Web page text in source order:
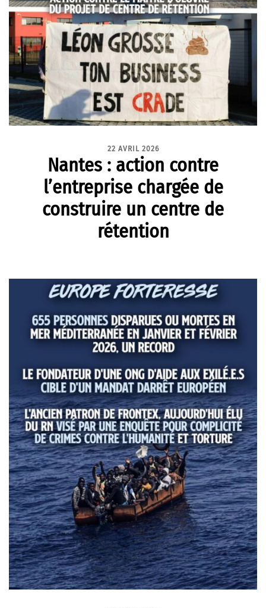
22 AVRIL 2026
Nantes : action contre
l’entreprise chargée de
construire un centre de
rétention